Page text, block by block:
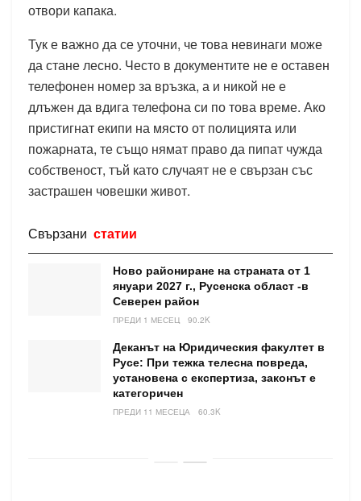
отвори капака.
Тук е важно да се уточни, че това невинаги може
да стане лесно. Често в документите не е оставен
телефонен номер за връзка, а и никой не е
длъжен да вдига телефона си по това време. Ако
пристигнат екипи на място от полицията или
пожарната, те също нямат право да пипат чужда
собственост, тъй като случаят не е свързан със
застрашен човешки живот.
Свързани статии
Ново райониране на страната от 1
януари 2027 г., Русенска област -в
Северен район
ПРЕДИ 1 МЕСЕЦ 90.2K
Деканът на Юридическия факултет в
Русе: При тежка телесна повреда,
установена с експертиза, законът е
категоричен
ПРЕДИ 11 МЕСЕЦА 60.3K